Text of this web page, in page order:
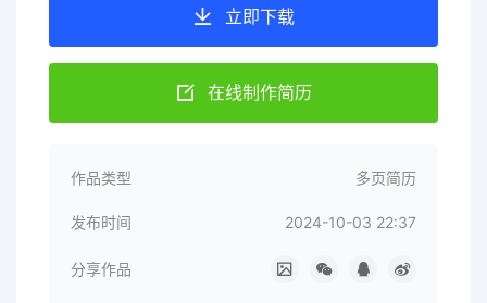
立即下载
在线制作简历
作品类型 多页简历
发布时间 2024-10-03 22:37
分享作品